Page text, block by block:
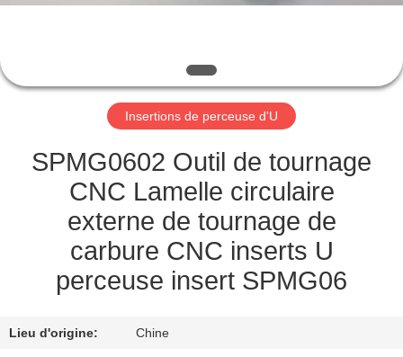
NOUS
VISITE
CATALOGUE
NOUS
CONTACTER
NOUVELLES
Insertions de perceuse d'U
SPMG0602 Outil de tournage
CNC Lamelle circulaire
externe de tournage de
carbure CNC inserts U
perceuse insert SPMG06
Lieu d'origine: Chine